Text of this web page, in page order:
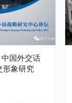
国外交话
形象研究